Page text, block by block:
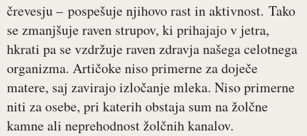
črevesju – pospešuje njihovo rast in aktivnost. Tako
se zmanjšuje raven strupov, ki prihajajo v jetra,
hkrati pa se vzdržuje raven zdravja našega celotnega
organizma. Artičoke niso primerne za doječe
matere, saj zavirajo izločanje mleka. Niso primerne
niti za osebe, pri katerih obstaja sum na žolčne
kamne ali neprehodnost žolčnih kanalov.